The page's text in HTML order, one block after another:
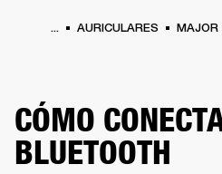
... AURICULARES MAJOR
CÓMO
BLUETOOTH